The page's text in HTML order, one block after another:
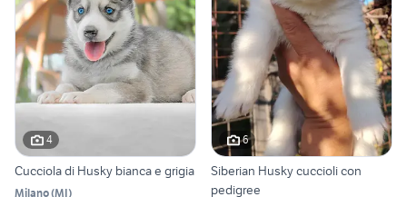
4
Cucciola di Husky bianca e grigia
Milano(MI)
6
Siberian Husky cuccioli con
pedigree